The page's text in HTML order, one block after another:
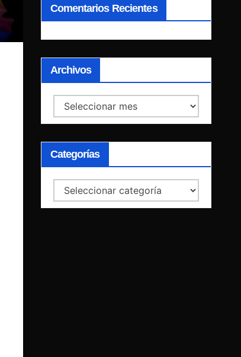
Comentarios Recientes
Archivos
Archivos
Categorías
Categorías